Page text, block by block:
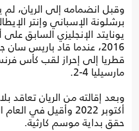
وقبل انضمامه إلى الريان،
برشلونة الإسباني وإنتر
يونايتد الإنجليزي السابق
2016، عندما قاد باريس
قطريا إلى إحراز لقب كأس
مارسيليا 4-2.
وبعد إقالته من الريان تعاقد
أكتوبر 2022 وأقيل في
حقق بداية موسم كارثية.